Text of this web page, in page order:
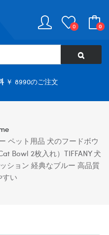
0 0
￥ 8990のご注文
ペット用品 犬のフードボウ
Bowl 2枚入れ）TIFFANY 犬
ション 経典なブルー 高品質
すい